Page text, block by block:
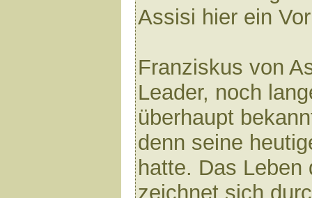
Assisi hier ein
Franziskus von
Leader, noch
überhaupt
denn seine
hatte. Das
zeichnet sich